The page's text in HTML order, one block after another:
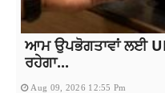
ਆਮ ਉਪਭੋਗਤਾਵਾਂ ਲਈ
ਰਹੇਗਾ...
Aug 09, 2026 12:55 Pm